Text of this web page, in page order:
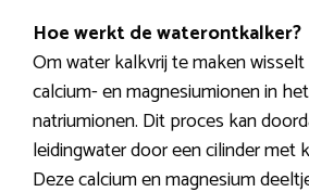
Hoe werkt de waterontkalker?
Om water kalkvrij te maken
calcium- en magnesiumionen in
natriumionen. Dit proces kan
leidingwater door een cilinder met
Deze calcium en magnesium